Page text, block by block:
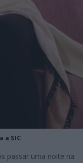
a SIC
passar uma noite na